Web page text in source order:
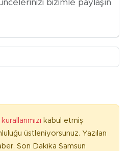
kabul etmiş
üstleniyorsunuz. Yazılan
Son Dakika Samsun